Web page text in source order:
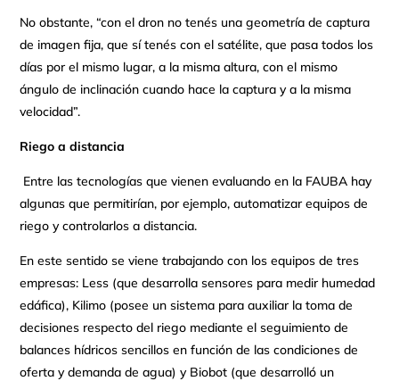
No obstante, “con el dron no tenés una geometría de captura
de imagen fija, que sí tenés con el satélite, que pasa todos los
días por el mismo lugar, a la misma altura, con el mismo
ángulo de inclinación cuando hace la captura y a la misma
velocidad”.
Riego a distancia
Entre las tecnologías que vienen evaluando en la FAUBA hay
algunas que permitirían, por ejemplo, automatizar equipos de
riego y controlarlos a distancia.
En este sentido se viene trabajando con los equipos de tres
empresas: Less (que desarrolla sensores para medir humedad
edáfica), Kilimo (posee un sistema para auxiliar la toma de
decisiones respecto del riego mediante el seguimiento de
balances hídricos sencillos en función de las condiciones de
oferta y demanda de agua) y Biobot (que desarrolló un